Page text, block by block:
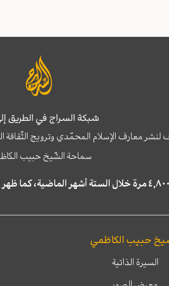
شبكة السراج في الطريق
لنشر معارف الإسلام المحمّدي وترويج
سماحة الشّيخ حبيب
حبيب الكاظمي
السيرة الذاتية